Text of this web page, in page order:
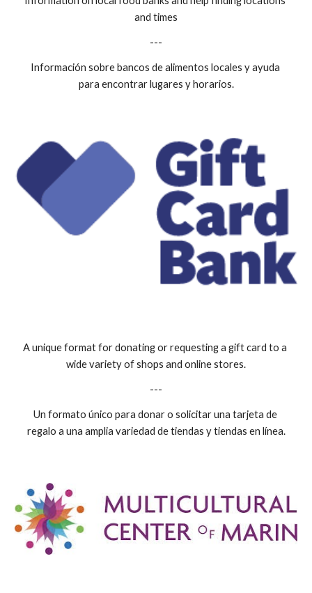
and times
---
Información sobre bancos de alimentos locales y ayuda
para encontrar lugares y horarios.
A unique format for donating or requesting a gift card to a
wide variety of shops and online stores.
---
Un formato único para donar o solicitar una tarjeta de
regalo a una amplia variedad de tiendas y tiendas en línea.